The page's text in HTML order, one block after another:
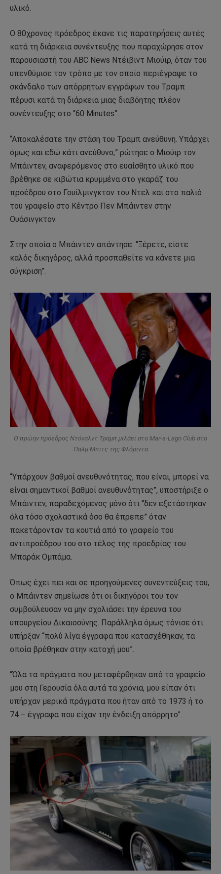
υλικό.
Ο 80χρονος πρόεδρος έκανε τις παρατηρήσεις αυτές
κατά τη διάρκεια συνέντευξης που παραχώρησε στον
παρουσιαστή του ABC News Ντέιβιντ Μιούιρ, όταν του
υπενθύμισε τον τρόπο με τον οποίο περιέγραψε το
σκάνδαλο των απόρρητων εγγράφων του Τραμπ
πέρυσι κατά τη διάρκεια μιας διαβόητης πλέον
συνέντευξης στο “60 Minutes”.
“Αποκαλέσατε την στάση του Τραμπ ανεύθυνη. Υπάρχει
όμως και εδώ κάτι ανεύθυνο;” ρώτησε ο Μιούιρ τον
Μπάιντεν, αναφερόμενος στο ευαίσθητο υλικό που
βρέθηκε σε κιβώτια κρυμμένα στο γκαράζ του
προέδρου στο Γουίλμινγκτον του Ντελ και στο παλιό
του γραφείο στο Κέντρο Πεν Μπάιντεν στην
Ουάσινγκτον.
Στην οποία ο Μπάιντεν απάντησε: “Ξέρετε, είστε
καλός δικηγόρος, αλλά προσπαθείτε να κάνετε μια
σύγκριση”.
Ο πρώην πρόεδρος Ντόναλντ Τραμπ μιλάει στο Mar-a-Lago Club στο
Παλμ Μπιτς της Φλόριντα
“Υπάρχουν βαθμοί ανευθυνότητας, που είναι, μπορεί να
είναι σημαντικοί βαθμοί ανευθυνότητας”, υποστήριξε ο
Μπάιντεν, παραδεχόμενος μόνο ότι “δεν εξετάστηκαν
όλα τόσο σχολαστικά όσο θα έπρεπε” όταν
πακετάρονταν τα κουτιά από το γραφείο του
αντιπροέδρου του στο τέλος της προεδρίας του
Μπαράκ Ομπάμα.
Όπως έχει πει και σε προηγούμενες συνεντεύξεις του,
ο Μπάιντεν σημείωσε ότι οι δικηγόροι του τον
συμβούλευσαν να μην σχολιάσει την έρευνα του
υπουργείου Δικαιοσύνης. Παράλληλα όμως τόνισε ότι
υπήρξαν “πολύ λίγα έγγραφα που κατασχέθηκαν, τα
οποία βρέθηκαν στην κατοχή μου”.
“Όλα τα πράγματα που μεταφέρθηκαν από το γραφείο
μου στη Γερουσία όλα αυτά τα χρόνια, μου είπαν ότι
υπήρχαν μερικά πράγματα που ήταν από το 1973 ή το
74 – έγγραφα που είχαν την ένδειξη απόρρητο”.